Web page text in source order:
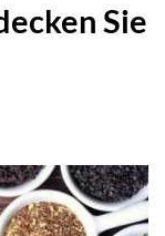
Sie